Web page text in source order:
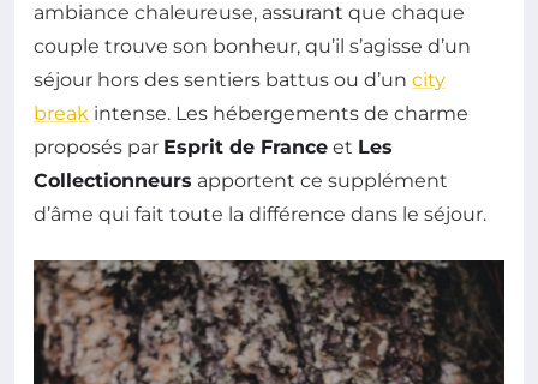
ambiance chaleureuse, assurant que chaque
couple trouve son bonheur, qu’il s’agisse d’un
séjour hors des sentiers battus ou d’un city
break intense. Les hébergements de charme
proposés par Esprit de France et Les
Collectionneurs apportent ce supplément
d’âme qui fait toute la différence dans le séjour.